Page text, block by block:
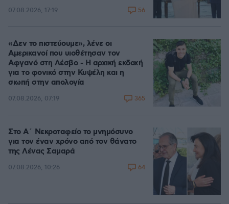
07.08.2026, 17:19 56
«Δεν το πιστεύουμε», λένε οι
Αμερικανοί που υιοθέτησαν τον
Αφγανό στη Λέσβο - Η αρχική εκδοχή
για το φονικό στην Κυψέλη και η
σιωπή στην απολογία
07.08.2026, 07:19 365
Στο Α΄ Νεκροταφείο το μνημόσυνο
για τον έναν χρόνο από τον θάνατο
της Λένας Σαμαρά
07.08.2026, 10:26 64